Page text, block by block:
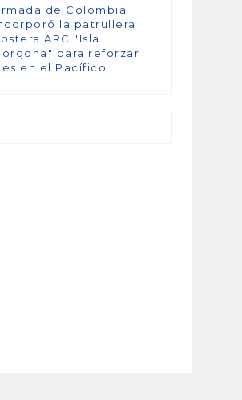
de Colombia
la patrullera
ARC "Isla
para reforzar
en el Pacífico